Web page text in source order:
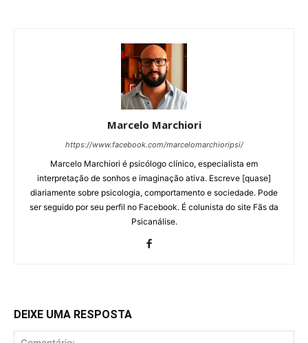
Marcelo Marchiori
https://www.facebook.com/marcelomarchioripsi/
Marcelo Marchiori é psicólogo clínico, especialista em
interpretação de sonhos e imaginação ativa. Escreve [quase]
diariamente sobre psicologia, comportamento e sociedade. Pode
ser seguido por seu perfil no Facebook. É colunista do site Fãs da
Psicanálise.
DEIXE UMA RESPOSTA